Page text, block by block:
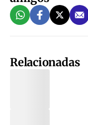
Relacionadas